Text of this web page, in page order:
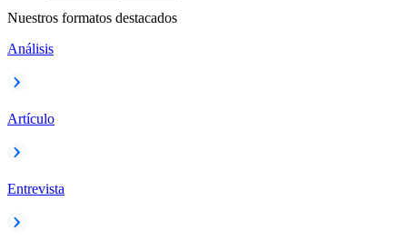
Nuestros formatos destacados
Análisis
Artículo
Entrevista